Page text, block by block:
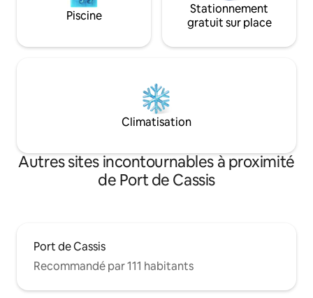
Piscine
Stationnement
gratuit sur place
Climatisation
Autres sites incontournables à proximité
de Port de Cassis
Port de Cassis
Recommandé par 111 habitants